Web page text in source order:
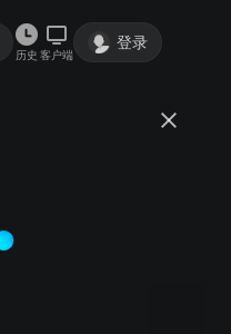
历史 客户端
登录